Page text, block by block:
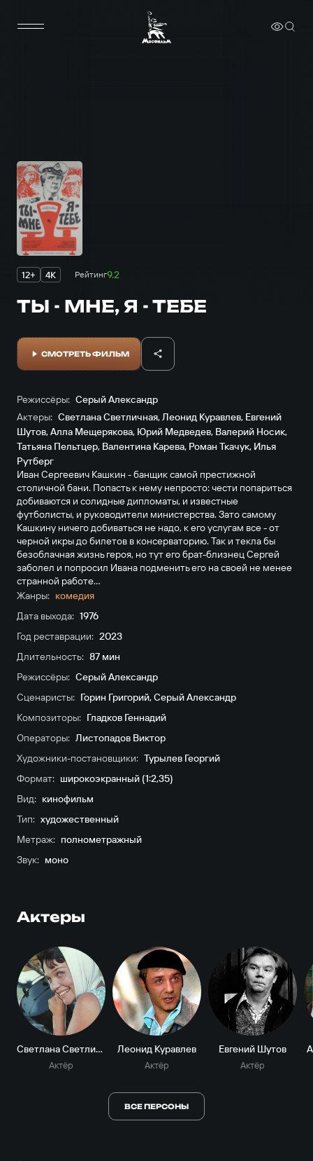
12+ 4K Рейтинг9.2
ТЫ - МНЕ, Я - ТЕБЕ
Режиссёры: Серый Александр
Актеры: Светлана Светличная,Леонид Куравлев, Евгений
Шутов,Алла Мещерякова, Юрий Медведев, Валерий Носик,
Татьяна Пельтцер, Валентина Карева, Роман Ткачук, Илья
Рутберг
СМОТРЕТЬ ФИЛЬМ
Иван Сергеевич Кашкин - банщик самой престижной
столичной бани. Попасть к нему непросто: чести попариться
добиваются и солидные дипломаты, и известные
футболисты, и руководители министерства. Зато самому
Кашкину ничего добиваться не надо, к его услугам все - от
черной икры до билетов в консерваторию. Так и текла бы
безоблачная жизнь героя, но тут его брат-близнец Сергей
заболел и попросил Ивана подменить его на своей не менее
странной работе...
Жанры: комедия
Дата выхода: 1976
Год реставрации: 2023
Длительность: 87 мин
Режиссёры: Серый Александр
Сценаристы: Горин Григорий,Серый Александр
Композиторы: Гладков Геннадий
Операторы: Листопадов Виктор
Художники-постановщики: Турылев Георгий
Формат: широкоэкранный (1:2,35)
Вид: кинофильм
Тип: художественный
Метраж: полнометражный
Звук: моно
Актеры
Светлана Светличная
Актёр
Леонид Куравлев
Актёр
Евгений Шутов
Актёр
ВСЕ ПЕРСОНЫ